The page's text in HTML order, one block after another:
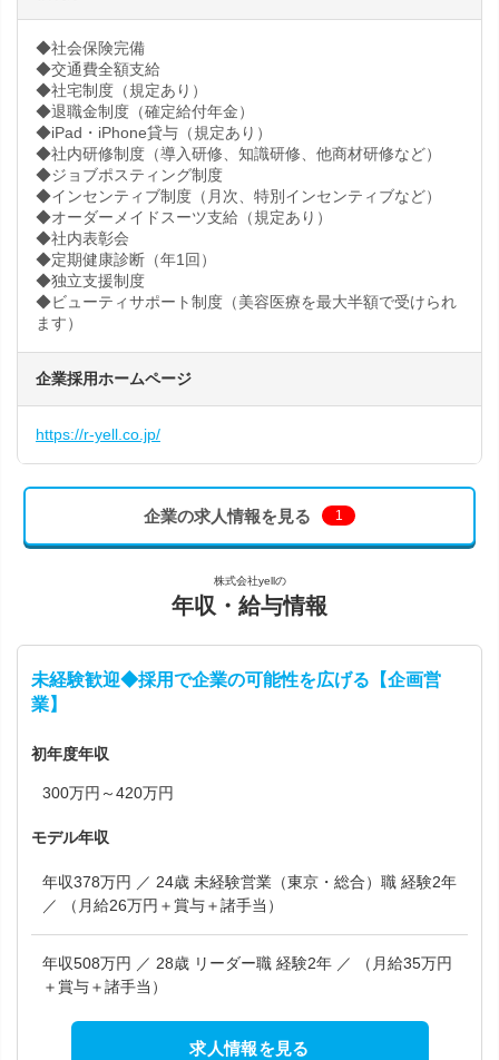
◆社会保険完備
◆交通費全額支給
◆社宅制度（規定あり）
◆退職金制度（確定給付年金）
◆iPad・iPhone貸与（規定あり）
◆社内研修制度（導入研修、知識研修、他商材研修など）
◆ジョブポスティング制度
◆インセンティブ制度（月次、特別インセンティブなど）
◆オーダーメイドスーツ支給（規定あり）
◆社内表彰会
◆定期健康診断（年1回）
◆独立支援制度
◆ビューティサポート制度（美容医療を最大半額で受けられ
ます）
企業採用ホームページ
https://r-yell.co.jp/
企業の求人情報を見る 1
株式会社yellの
年収・給与情報
未経験歓迎◆採用で企業の可能性を広げる【企画営
業】
初年度年収
300万円～420万円
モデル年収
年収378万円 ／ 24歳 未経験営業（東京・総合）職 経験2年
／ （月給26万円＋賞与＋諸手当）
年収508万円 ／ 28歳 リーダー職 経験2年 ／ （月給35万円
＋賞与＋諸手当）
求人情報を見る